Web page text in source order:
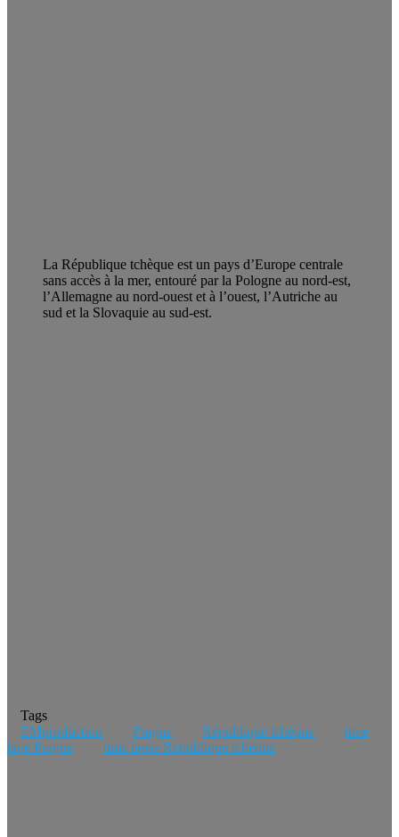
La République tchèque est un pays d’Europe centrale
sans accès à la mer, entouré par la Pologne au nord-est,
l’Allemagne au nord-ouest et à l’ouest, l’Autriche au
sud et la Slovaquie au sud-est.
Tags
EMproduction
Prague République tchèque
time
lape Prague
time lapse République tchèque